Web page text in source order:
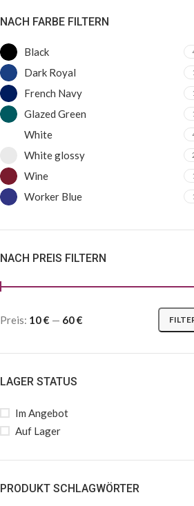
NACH FARBE FILTERN
Black
Dark Royal
French Navy
Glazed Green
White
White glossy
Wine
Worker Blue
NACH PREIS FILTERN
Preis: 10 € — 60 €
LAGER STATUS
Im Angebot
Auf Lager
PRODUKT SCHLAGWÖRTER